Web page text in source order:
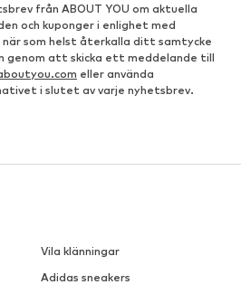
från ABOUT YOU om aktuella
och kuponger i enlighet med
när som helst återkalla ditt samtycke
genom att skicka ett meddelande till
eller använda
i slutet av varje nyhetsbrev.
Vila klänningar
Adidas sneakers